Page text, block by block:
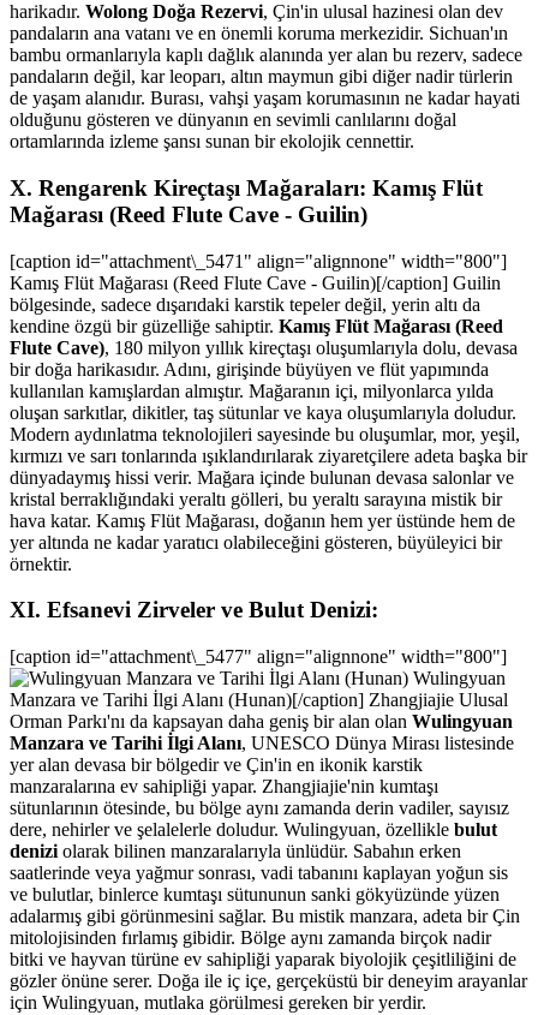
harikadır. Wolong Doğa Rezervi, Çin'in ulusal hazinesi olan dev
pandaların ana vatanı ve en önemli koruma merkezidir. Sichuan'ın
bambu ormanlarıyla kaplı dağlık alanında yer alan bu rezerv, sadece
pandaların değil, kar leoparı, altın maymun gibi diğer nadir türlerin
de yaşam alanıdır. Burası, vahşi yaşam korumasının ne kadar hayati
olduğunu gösteren ve dünyanın en sevimli canlılarını doğal
ortamlarında izleme şansı sunan bir ekolojik cennettir.
X. Rengarenk Kireçtaşı Mağaraları: Kamış Flüt
Mağarası (Reed Flute Cave - Guilin)
[caption id="attachment\_5471" align="alignnone" width="800"]
Kamış Flüt Mağarası (Reed Flute Cave - Guilin)[/caption] Guilin
bölgesinde, sadece dışarıdaki karstik tepeler değil, yerin altı da
kendine özgü bir güzelliğe sahiptir. Kamış Flüt Mağarası (Reed
Flute Cave), 180 milyon yıllık kireçtaşı oluşumlarıyla dolu, devasa
bir doğa harikasıdır. Adını, girişinde büyüyen ve flüt yapımında
kullanılan kamışlardan almıştır. Mağaranın içi, milyonlarca yılda
oluşan sarkıtlar, dikitler, taş sütunlar ve kaya oluşumlarıyla doludur.
Modern aydınlatma teknolojileri sayesinde bu oluşumlar, mor, yeşil,
kırmızı ve sarı tonlarında ışıklandırılarak ziyaretçilere adeta başka bir
dünyadaymış hissi verir. Mağara içinde bulunan devasa salonlar ve
kristal berraklığındaki yeraltı gölleri, bu yeraltı sarayına mistik bir
hava katar. Kamış Flüt Mağarası, doğanın hem yer üstünde hem de
yer altında ne kadar yaratıcı olabileceğini gösteren, büyüleyici bir
örnektir.
XI. Efsanevi Zirveler ve Bulut Denizi:
[caption id="attachment\_5477" align="alignnone" width="800"]
Wulingyuan
Manzara ve Tarihi İlgi Alanı (Hunan)[/caption] Zhangjiajie Ulusal
Orman Parkı'nı da kapsayan daha geniş bir alan olan Wulingyuan
Manzara ve Tarihi İlgi Alanı, UNESCO Dünya Mirası listesinde
yer alan devasa bir bölgedir ve Çin'in en ikonik karstik
manzaralarına ev sahipliği yapar. Zhangjiajie'nin kumtaşı
sütunlarının ötesinde, bu bölge aynı zamanda derin vadiler, sayısız
dere, nehirler ve şelalelerle doludur. Wulingyuan, özellikle bulut
denizi olarak bilinen manzaralarıyla ünlüdür. Sabahın erken
saatlerinde veya yağmur sonrası, vadi tabanını kaplayan yoğun sis
ve bulutlar, binlerce kumtaşı sütununun sanki gökyüzünde yüzen
adalarmış gibi görünmesini sağlar. Bu mistik manzara, adeta bir Çin
mitolojisinden fırlamış gibidir. Bölge aynı zamanda birçok nadir
bitki ve hayvan türüne ev sahipliği yaparak biyolojik çeşitliliğini de
gözler önüne serer. Doğa ile iç içe, gerçeküstü bir deneyim arayanlar
için Wulingyuan, mutlaka görülmesi gereken bir yerdir.